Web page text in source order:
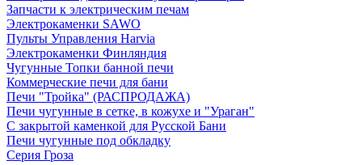
Запчасти к электрическим печам
Электрокаменки SAWO
Пульты Управления Harvia
Электрокаменки Финляндия
Чугунные Топки банной печи
Коммерческие печи для бани
Печи "Тройка" (РАСПРОДАЖА)
Печи чугунные в сетке, в кожухе и "Ураган"
С закрытой каменкой для Русской Бани
Печи чугунные под обкладку
Серия Гроза